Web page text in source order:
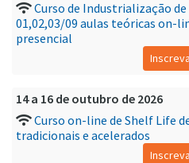
Curso de Industrialização
01,02,03/09 aulas teóricas on-
presencial
14 a 16 de outubro de 2026
Curso on-line de Shelf Life
tradicionais e acelerados